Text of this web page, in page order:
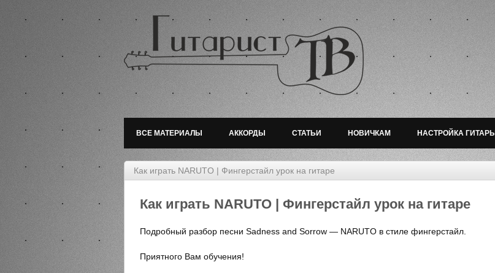
ВСЕ МАТЕРИАЛЫ АККОРДЫ СТАТЬИ НОВИЧКАМ НАСТРОЙКА ГИТАРЫ
Как играть NARUTO | Фингерстайл урок на гитаре
Как играть NARUTO | Фингерстайл урок на гитаре
Подробный разбор песни Sadness and Sorrow — NARUTO в стиле фингерстайл.
Приятного Вам обучения!